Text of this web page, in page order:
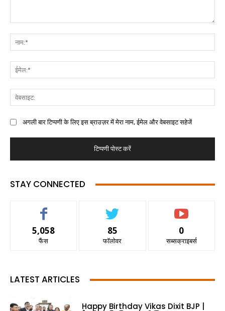
अगली बार टिप्पणी के लिए इस ब्राउज़र में मेरा नाम, ईमेल और वेबसाइट सहेजें
STAY CONNECTED
5,058
फैंस
85
फॉलोवर
0
सब्सक्राइबर्स
LATEST ARTICLES
Happy Birthday Vikas Dixit BJP |